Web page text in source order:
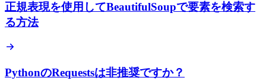
正規表現を使用してBeautifulSoupで要素を検索す
る方法
PythonのRequestsは非推奨ですか？